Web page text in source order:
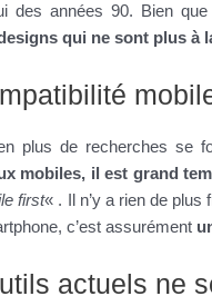
des années 90. Bien
qui ne sont plus à
plus de recherches se
mobiles, il est grand
first« . Il n’y a rien de plus
c’est assurément
actuels ne